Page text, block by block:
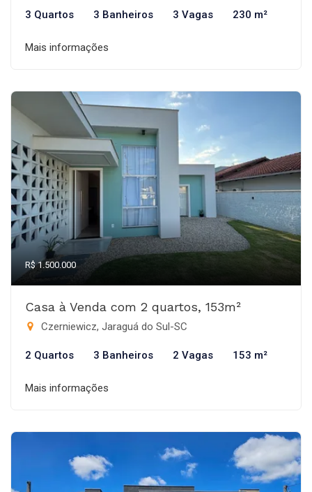
3 Quartos 3 Banheiros 3 Vagas 230 m²
Mais informações
R$ 1.500.000
Casa à Venda com 2 quartos, 153m²
Czerniewicz, Jaraguá do Sul-SC
2 Quartos 3 Banheiros 2 Vagas 153 m²
Mais informações